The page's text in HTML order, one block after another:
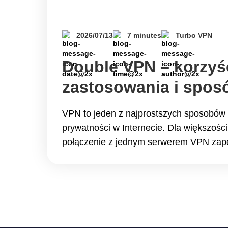
2026/07/13 7 minutes Turbo VPN
Double VPN –
zastosowania i
VPN to jeden z najprostszych
prywatności w Internecie. Dla
połączenie z jednym serwerem VPN